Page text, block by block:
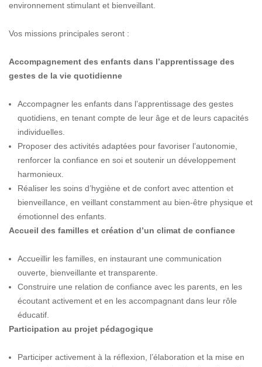
environnement stimulant et bienveillant.
Vos missions principales seront :
Accompagnement des enfants dans l’apprentissage des
gestes de la vie quotidienne
Accompagner les enfants dans l’apprentissage des gestes
quotidiens, en tenant compte de leur âge et de leurs capacités
individuelles.
Proposer des activités adaptées pour favoriser l’autonomie,
renforcer la confiance en soi et soutenir un développement
harmonieux.
Réaliser les soins d’hygiène et de confort avec attention et
bienveillance, en veillant constamment au bien-être physique et
émotionnel des enfants.
Accueil des familles et création d’un climat de confiance
Accueillir les familles, en instaurant une communication
ouverte, bienveillante et transparente.
Construire une relation de confiance avec les parents, en les
écoutant activement et en les accompagnant dans leur rôle
éducatif.
Participation au projet pédagogique
Participer activement à la réflexion, l’élaboration et la mise en